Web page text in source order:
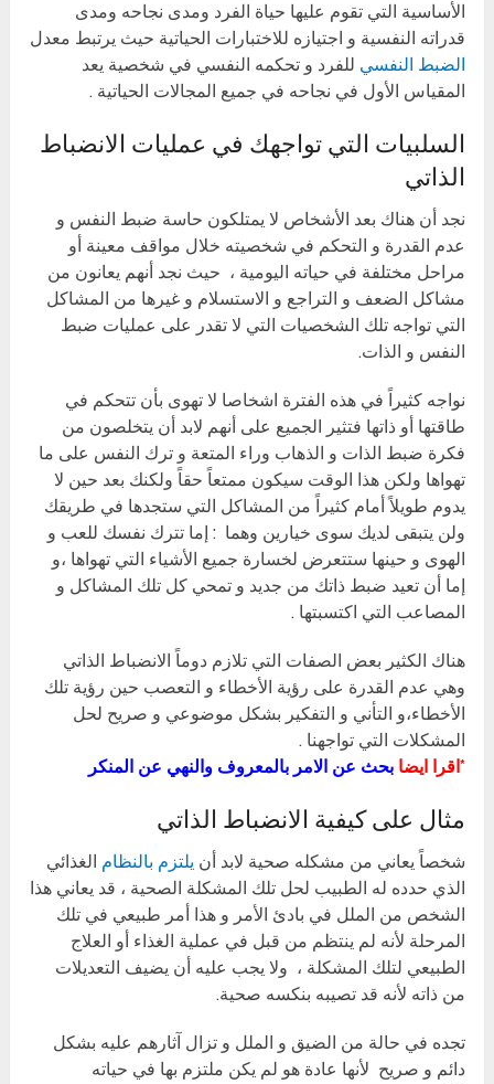
الأساسية التي تقوم عليها حياة الفرد ومدى نجاحه ومدى
قدراته النفسية و اجتيازه للاختبارات الحياتية حيث يرتبط معدل
الضبط النفسي للفرد و تحكمه النفسي في شخصية يعد
المقياس الأول في نجاحه في جميع المجالات الحياتية .
السلبيات التي تواجهك في عمليات الانضباط
الذاتي
نجد أن هناك بعد الأشخاص لا يمتلكون حاسة ضبط النفس و
عدم القدرة و التحكم في شخصيته خلال مواقف معينة أو
مراحل مختلفة في حياته اليومية ، حيث نجد أنهم يعانون من
مشاكل الضعف و التراجع و الاستسلام و غيرها من المشاكل
التي تواجه تلك الشخصيات التي لا تقدر على عمليات ضبط
النفس و الذات.
نواجه كثيراً في هذه الفترة اشخاصا لا تهوى بأن تتحكم في
طاقتها أو ذاتها فتثير الجميع على أنهم لابد أن يتخلصون من
فكرة ضبط الذات و الذهاب وراء المتعة و ترك النفس على ما
تهواها ولكن هذا الوقت سيكون ممتعاً حقاً ولكنك بعد حين لا
يدوم طويلاً أمام كثيراً من المشاكل التي ستجدها في طريقك
ولن يتبقى لديك سوى خيارين وهما : إما تترك نفسك للعب و
الهوى و حينها ستتعرض لخسارة جميع الأشياء التي تهواها ،و
إما أن تعيد ضبط ذاتك من جديد و تمحي كل تلك المشاكل و
المصاعب التي اكتسبتها .
هناك الكثير بعض الصفات التي تلازم دوماً الانضباط الذاتي
وهي عدم القدرة على رؤية الأخطاء و التعصب حين رؤية تلك
الأخطاء،و التأني و التفكير بشكل موضوعي و صريح لحل
المشكلات التي تواجهنا .
*اقرا ايضابحث عن الامر بالمعروف والنهي عن المنكر
مثال على كيفية الانضباط الذاتي
شخصاً يعاني من مشكله صحية لابد أن يلتزم بالنظام الغذائي
الذي حدده له الطبيب لحل تلك المشكلة الصحية ، قد يعاني هذا
الشخص من الملل في بادئ الأمر و هذا أمر طبيعي في تلك
المرحلة لأنه لم ينتظم من قبل في عملية الغذاء أو العلاج
الطبيعي لتلك المشكلة ، ولا يجب عليه أن يضيف التعديلات
من ذاته لأنه قد تصيبه بنكسه صحية.
تجده في حالة من الضيق و الملل و تزال آثارهم عليه بشكل
دائم و صريح لأنها عادة هو لم يكن ملتزم بها في حياته